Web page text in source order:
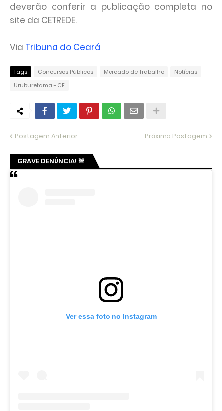
deverão conferir a publicação completa no
site da CETREDE.
Via Tribuna do Ceará
Tags Concursos Públicos Mercado de Trabalho
Notícias
Uruburetama - CE
Postagem Anterior Próxima Postagem
GRAVE DENÚNCIA! 🚨
Ver essa foto no Instagram